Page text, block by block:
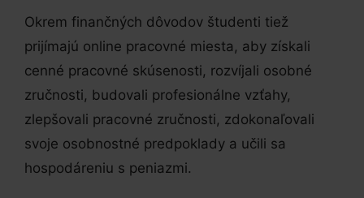
Okrem finančných dôvodov študenti tiež
prijímajú online pracovné miesta, aby získali
cenné pracovné skúsenosti, rozvíjali osobné
zručnosti, budovali profesionálne vzťahy,
zlepšovali pracovné zručnosti, zdokonaľovali
svoje osobnostné predpoklady a učili sa
hospodáreniu s peniazmi.